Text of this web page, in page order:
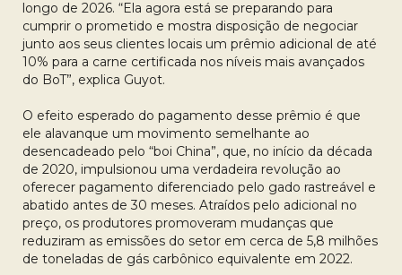
longo de 2026. “Ela agora está se preparando para
cumprir o prometido e mostra disposição de negociar
junto aos seus clientes locais um prêmio adicional de até
10% para a carne certificada nos níveis mais avançados
do BoT”, explica Guyot.
O efeito esperado do pagamento desse prêmio é que
ele alavanque um movimento semelhante ao
desencadeado pelo “boi China”, que, no início da década
de 2020, impulsionou uma verdadeira revolução ao
oferecer pagamento diferenciado pelo gado rastreável e
abatido antes de 30 meses. Atraídos pelo adicional no
preço, os produtores promoveram mudanças que
reduziram as emissões do setor em cerca de 5,8 milhões
de toneladas de gás carbônico equivalente em 2022.